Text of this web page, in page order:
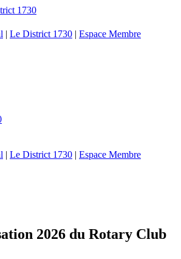
| Le District 1730 | Espace Membre
| Le District 1730 | Espace Membre
2026 du Rotary Club